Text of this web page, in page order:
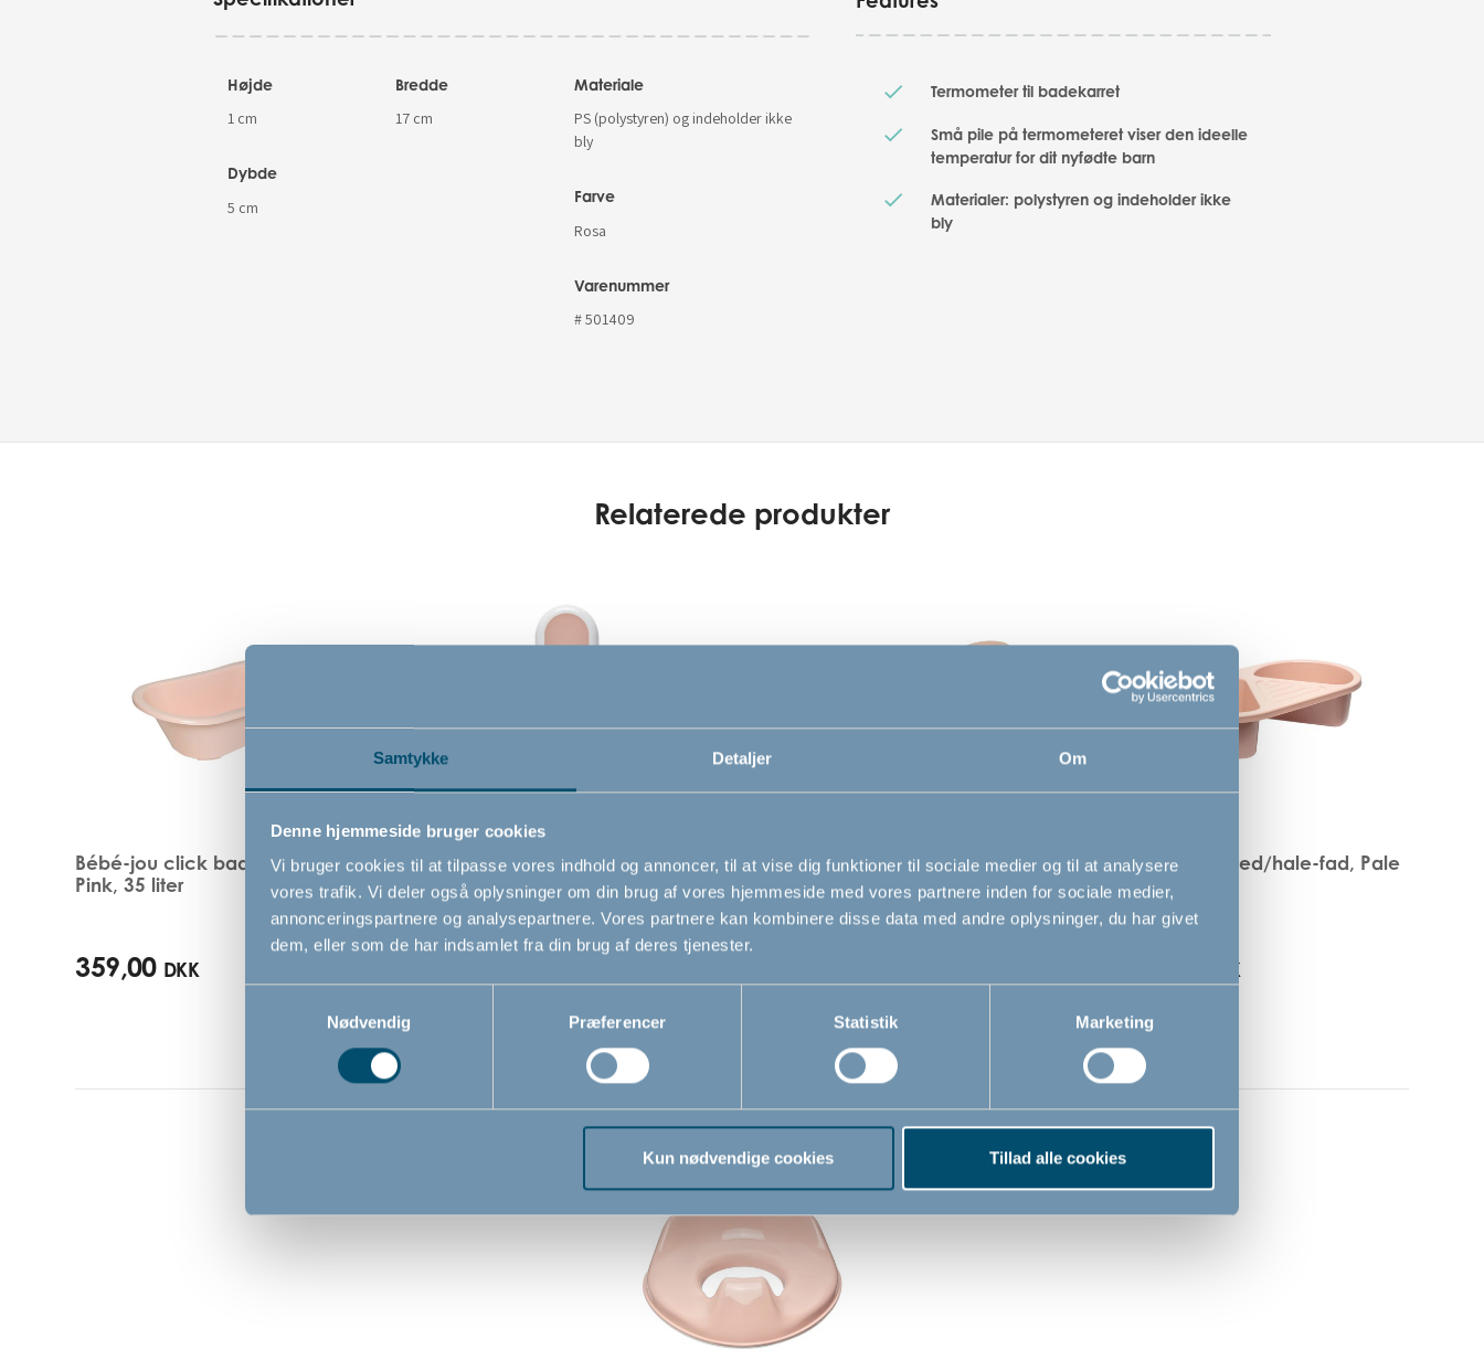
Samtykke Detaljer Om
Denne hjemmeside bruger cookies
Vi bruger cookies til at tilpasse vores indhold og annoncer, til at vise dig funktioner til sociale medier og til at analysere
vores trafik. Vi deler også oplysninger om din brug af vores hjemmeside med vores partnere inden for sociale medier,
annonceringspartnere og analysepartnere. Vores partnere kan kombinere disse data med andre oplysninger, du har givet
dem, eller som de har indsamlet fra din brug af deres tjenester.
Nødvendig
Præferencer Statistik Marketing
Kun nødvendige cookies Tillad alle cookies
Højde
1 cm
Bredde
17 cm
Dybde
5 cm
Materiale
PS (polystyren) og indeholder ikke
bly
Farve
Rosa
Varenummer
# 501409
Termometer til badekarret
Små pile på termometeret viser den ideelle
temperatur for dit nyfødte barn
Materialer: polystyren og indeholder ikke
bly
Relaterede produkter
Bébé-jou click badekar, Pale
Pink, 35 liter
359,00 DKK
Bébé-jou badetermometer,
Pale Pink
Bébé-jou Aquasit, Pale Pink
Bébé-jou hoved/hale-fad, Pale
Pink
DKK